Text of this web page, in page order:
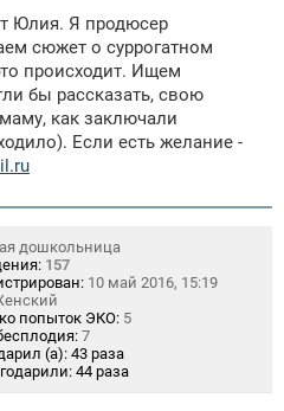
Юлия. Я продюсер
сюжет о суррогатном
происходит. Ищем
бы рассказать, свою
как заключали
Если есть желание -
дошкольница
157
10 май 2016, 15:19
попыток ЭКО: 5
7
(а): 43 раза
44 раза